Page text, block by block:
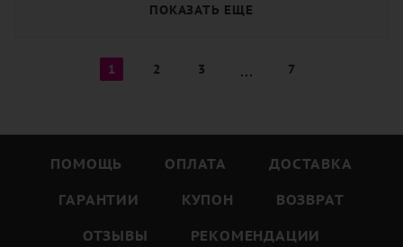
ПОКАЗАТЬ ЕЩЕ
1 2 3 7
ПОМОЩЬ ОПЛАТА
ДОСТАВКА
ГАРАНТИИ
КУПОН
ВОЗВРАТ
ОТЗЫВЫ
РЕКОМЕНДАЦИИ